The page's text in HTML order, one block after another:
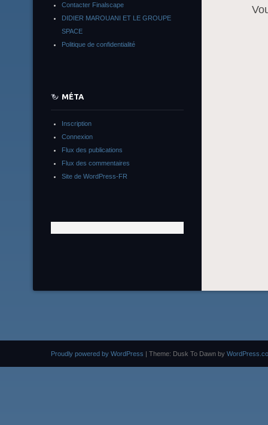
Contacter Finalscape
DIDIER MAROUANI ET LE GROUPE
SPACE
Politique de confidentialité
MÉTA
Inscription
Connexion
Flux des publications
Flux des commentaires
Site de WordPress-FR
Proudly powered by WordPress | Theme: Dusk To Dawn by